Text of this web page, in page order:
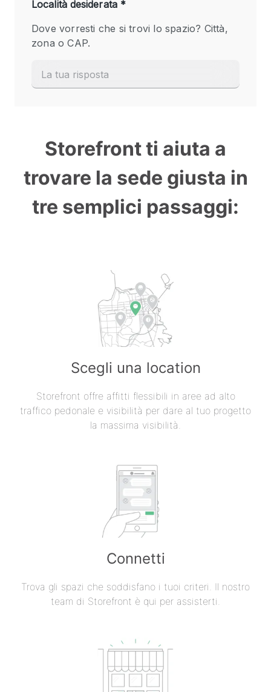
Storefront ti aiuta a
trovare la sede giusta in
tre semplici passaggi:
Scegli una location
Storefront offre affitti flessibili in aree ad alto
traffico pedonale e visibilità per dare al tuo progetto
la massima visibilità.
Connetti
Trova gli spazi che soddisfano i tuoi criteri. Il nostro
team di Storefront è qui per assisterti.